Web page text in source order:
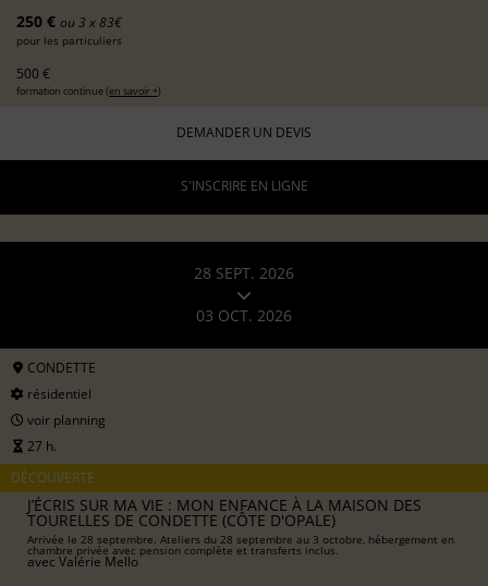
250 € ou 3 x 83€
pour les particuliers
500 €
formation continue (en savoir +)
DEMANDER UN DEVIS
S'INSCRIRE EN LIGNE
28 SEPT. 2026
03 OCT. 2026
CONDETTE
résidentiel
voir planning
27 h.
DÉCOUVERTE
J’ÉCRIS SUR MA VIE : MON ENFANCE À LA MAISON DES
TOURELLES DE CONDETTE (CÔTE D'OPALE)
Arrivée le 28 septembre. Ateliers du 28 septembre au 3 octobre, hébergement en
chambre privée avec pension complète et transferts inclus.
avec Valérie Mello